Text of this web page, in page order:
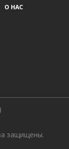
О НАС
защищены.